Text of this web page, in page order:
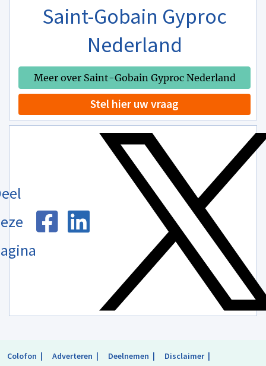
Saint-Gobain Gyproc
Nederland
Meer over Saint-Gobain Gyproc Nederland
Stel hier uw vraag
Colofon Adverteren Deelnemen
Disclaimer